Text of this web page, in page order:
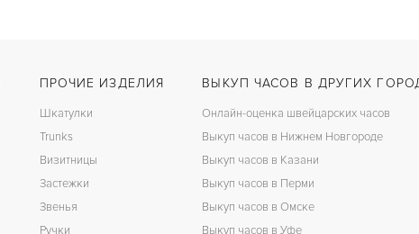
ПРОЧИЕ ИЗДЕЛИЯ
Шкатулки
Trunks
Визитницы
Застежки
Звенья
Ручки
ВЫКУП ЧАСОВ В ДРУГИХ
Онлайн-оценка швейцарских часов
Выкуп часов в Нижнем Новгороде
Выкуп часов в Казани
Выкуп часов в Перми
Выкуп часов в Омске
Выкуп часов в Уфе